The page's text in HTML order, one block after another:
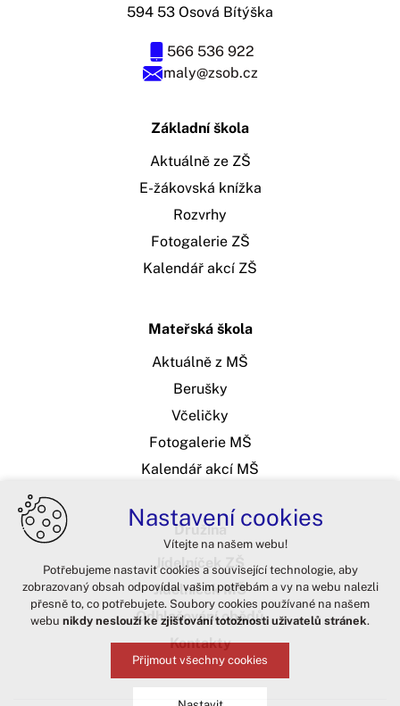
maly@zsob.cz
566 536 922
594 53 Osová Bítýška
Základní škola
Aktuálně ze ZŠ
E-žákovská knížka
Rozvrhy
Fotogalerie ZŠ
Kalendář akcí ZŠ
Mateřská škola
Aktuálně z MŠ
Berušky
Včeličky
Fotogalerie MŠ
Kalendář akcí MŠ
Družina
Jídelníček ZŠ
Jídelníček MŠ
Odhlašování obědů
Kontakty
Nastavení cookies
Vítejte na našem webu!
Potřebujeme nastavit cookies a související technologie, aby
zobrazovaný obsah odpovídal vašim potřebám a vy na webu nalezli
přesně to, co potřebujete. Soubory cookies používané na našem
webu nikdy neslouží ke zjišťování totožnosti uživatelů stránek.
Přijmout všechny cookies